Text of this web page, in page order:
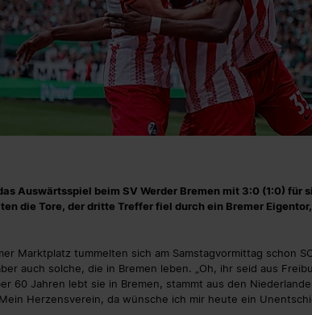
Auswärtsspiel beim SV Werder Bremen mit 3:0 (1:0) für
die Tore, der dritte Treffer fiel durch ein Bremer
Marktplatz tummelten sich am Samstagvormittag schon
auch solche, die in Bremen leben. „Oh, ihr seid aus
60 Jahren lebt sie in Bremen, stammt aus den
Herzensverein, da wünsche ich mir heute ein